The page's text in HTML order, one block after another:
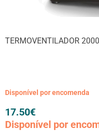
TERMOVENTILADOR
Disponível por encomenda
17.50€
Disponível por